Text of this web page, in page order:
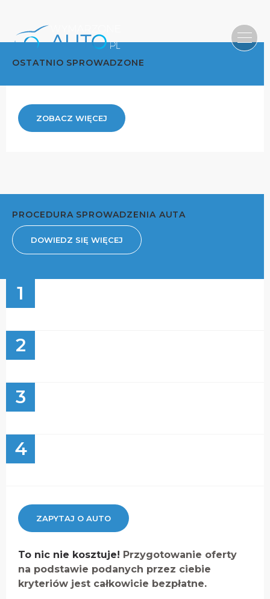
OSTATNIO SPROWADZONE
ZOBACZ WIĘCEJ
PROCEDURA SPROWADZENIA AUTA
DOWIEDZ SIĘ WIĘCEJ
1
2
3
4
ZAPYTAJ O AUTO
To nic nie kosztuje! Przygotowanie oferty
na podstawie podanych przez ciebie
kryteriów jest całkowicie bezpłatne.